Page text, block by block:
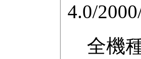
4.0/
全機